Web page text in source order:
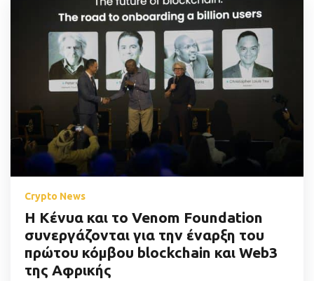
Crypto News
Η Κένυα και το Venom Foundation
συνεργάζονται για την έναρξη του
πρώτου κόμβου blockchain και Web3
της Αφρικής